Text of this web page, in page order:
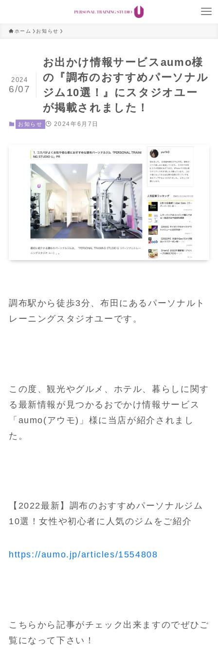
ホーム お知らせ
お出かけ情報サービスaumo様
の『調布のおすすめパーソナル
ジム10選！』にスタジオユー
が掲載されました！
2024
6/07
お知らせ 2024年6月7日
調布駅から徒歩3分、布田にあるパーソナルト
レーニングスタジオユーです。
この度、観光やグルメ、ホテル、暮らしに関す
る最新情報が見つかるおでかけ情報サービス
「aumo(アウモ)」様に当店が紹介されまし
た。
【2022最新】調布のおすすめパーソナルジム
10選！女性や初心者に人気のジムをご紹介
https://aumo.jp/articles/1554808
こちらから記事がチェック出来ますのでぜひご
覧になって下さい！